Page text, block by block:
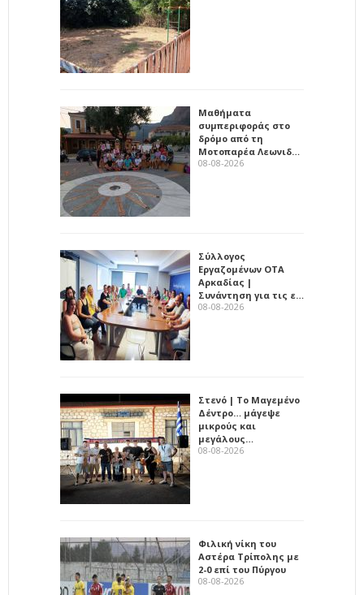
Μαθήματα
συμπεριφοράς στο
δρόμο από τη
Μοτοπαρέα Λεωνιδ…
08-08-2026
Σύλλογος
Εργαζομένων ΟΤΑ
Αρκαδίας |
Συνάντηση για τις ε…
08-08-2026
Στενό | Το Μαγεμένο
Δέντρο… μάγεψε
μικρούς και
μεγάλους…
08-08-2026
Φιλική νίκη του
Αστέρα Τρίπολης με
2-0 επί του Πύργου
08-08-2026